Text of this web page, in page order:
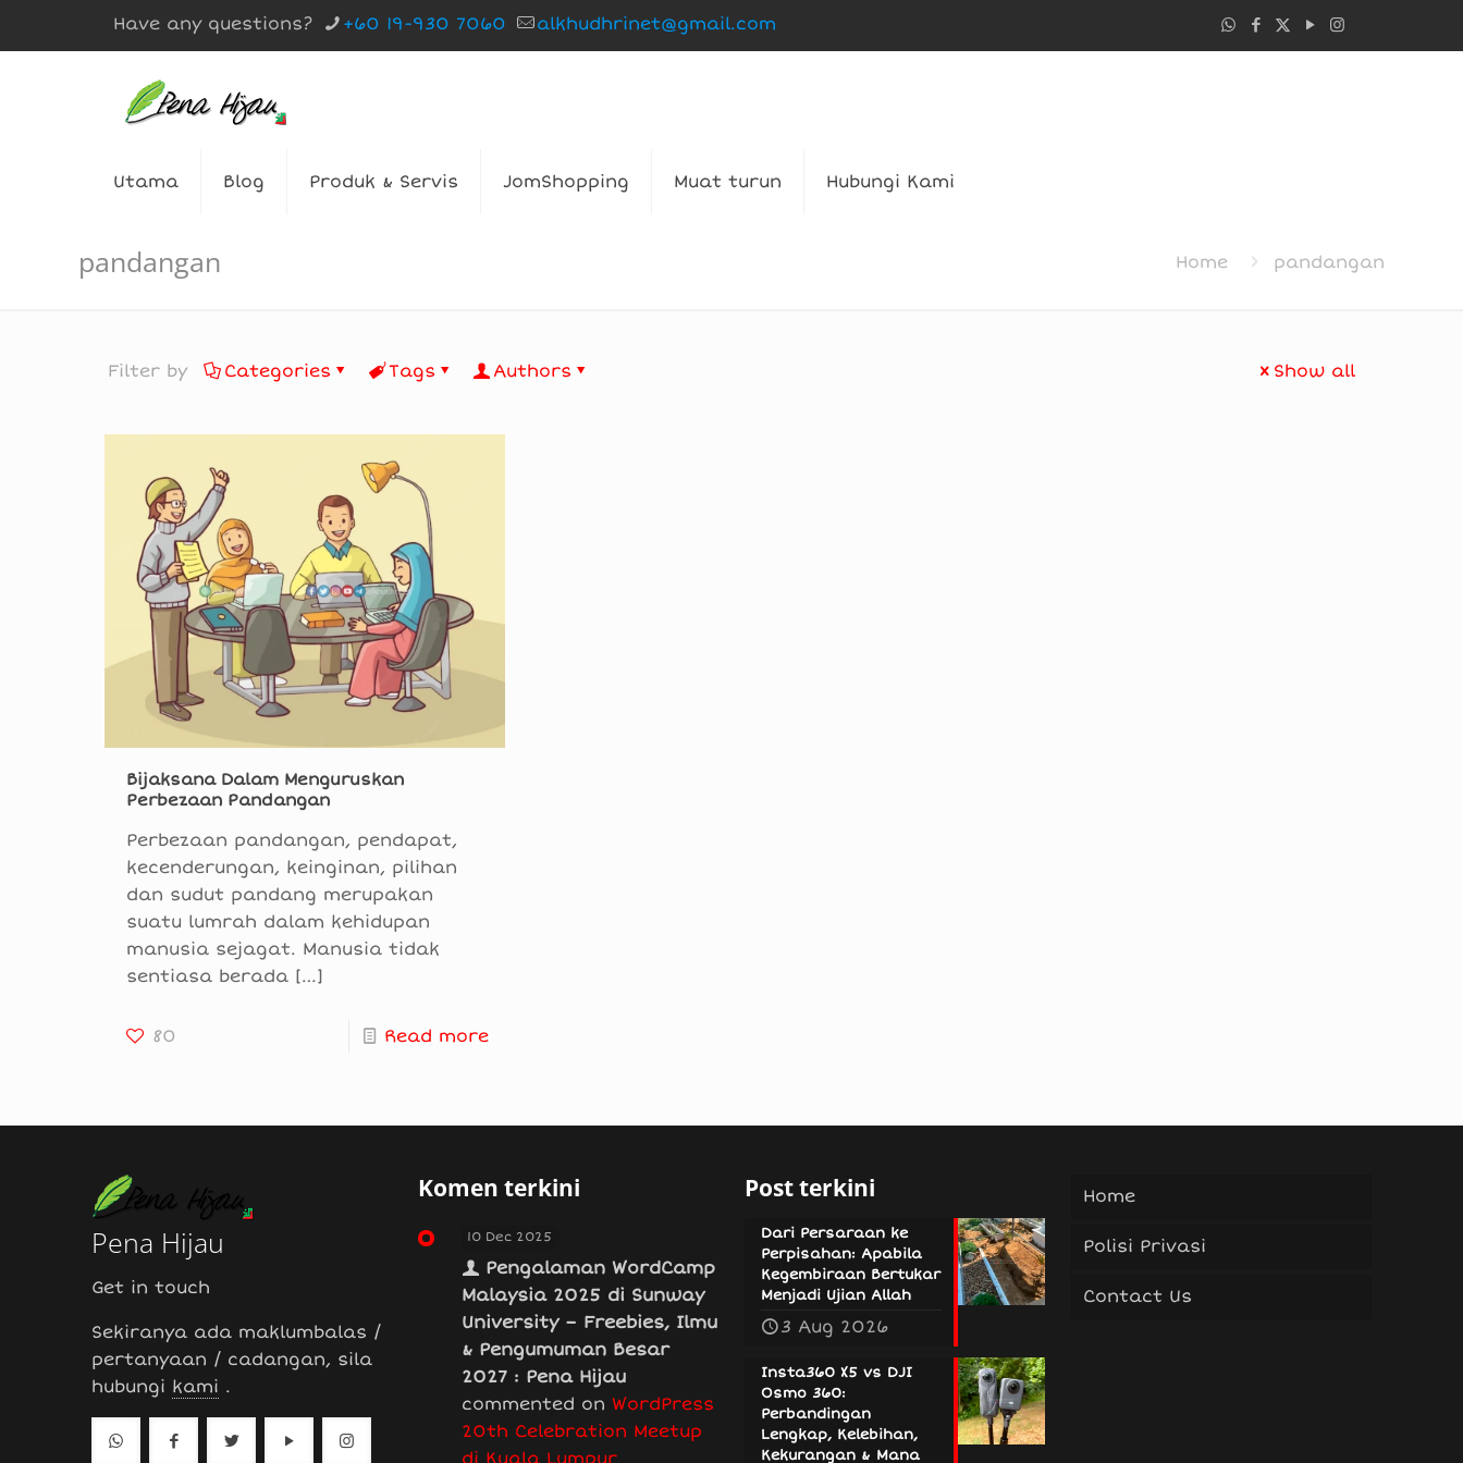
Have any questions? +60 19-930 7060 alkhudhrinet@gmail.com
Utama Blog Produk & Servis JomShopping Muat turun Hubungi Kami
pandangan Home pandangan
Filter by Categories Tags Authors Show all
Bijaksana Dalam Menguruskan
Perbezaan Pandangan
Perbezaan pandangan, pendapat,
kecenderungan, keinginan, pilihan
dan sudut pandang merupakan
suatu lumrah dalam kehidupan
manusia sejagat. Manusia tidak
sentiasa berada[…]
80 Read more
Pena Hijau
Get in touch
Sekiranya ada maklumbalas /
pertanyaan / cadangan, sila
hubungi kami .
Komen terkini
10 Dec 2025
Pengalaman WordCamp
Malaysia 2025 di Sunway
University – Freebies, Ilmu
& Pengumuman Besar
2027 : Pena Hijau
commented on WordPress
20th Celebration Meetup
Post terkini
Dari Persaraan ke
Perpisahan: Apabila
Kegembiraan Bertukar
Menjadi Ujian Allah
3 Aug 2026
Insta360 X5 vs DJI
Osmo 360:
Perbandingan
Lengkap, Kelebihan,
Kekurangan & Mana
Home
Polisi Privasi
Contact Us